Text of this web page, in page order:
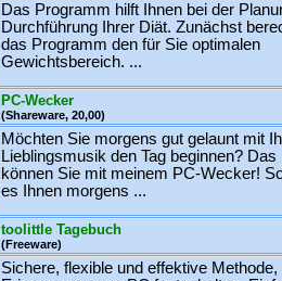
Das Programm hilft Ihnen bei der
Durchführung Ihrer Diät. Zunächst
das Programm den für Sie optimalen
Gewichtsbereich. ...
PC-Wecker
(Shareware, 20,00)
Möchten Sie morgens gut gelaunt mit
Lieblingsmusik den Tag beginnen? Das
können Sie mit meinem PC-Wecker!
es Ihnen morgens ...
toolittle Tagebuch
(Freeware)
Sichere, flexible und effektive Methode,